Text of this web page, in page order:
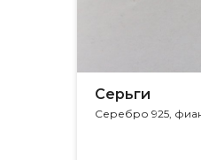
Серьги
Серебро 925,